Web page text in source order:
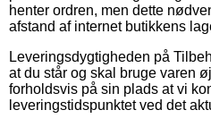
henter ordren, men dette
afstand af internet butikkens
Leveringsdygtigheden på
at du står og skal bruge varen
forholdsvis på sin plads at vi
leveringstidspunktet ved det